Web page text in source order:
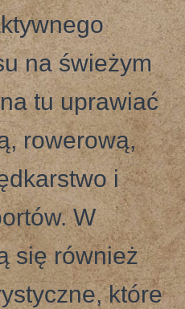
na świeżym
tu uprawiać
rowerową,
i
W
się również
które